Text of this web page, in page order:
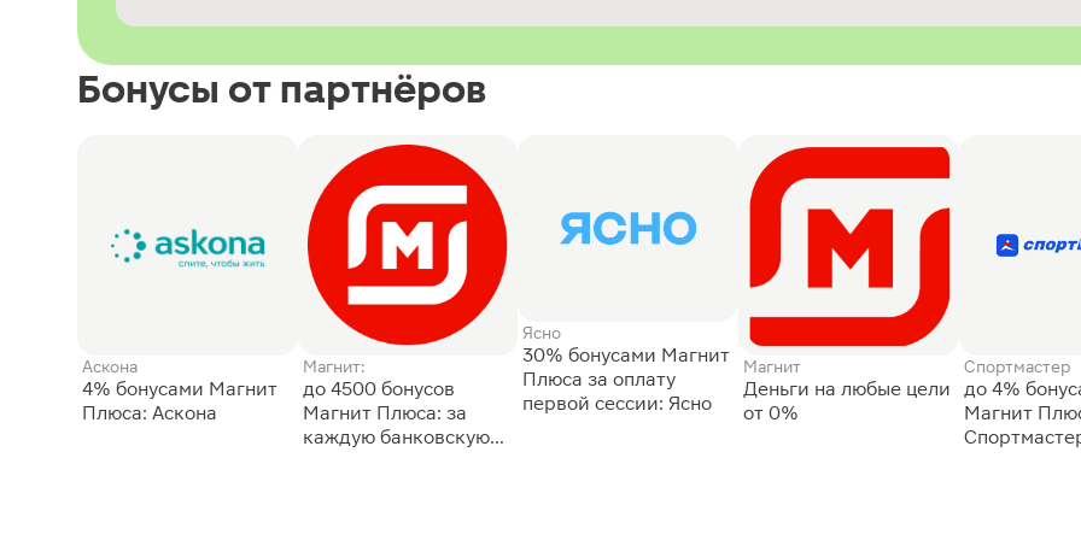
Бонусы от партнёров
Аскона
4% бонусами Магнит
Плюса: Аскона
Магнит:
до 4500 бонусов
Магнит Плюса: за
каждую банковскую
Ясно
30% бонусами Магнит
Плюса за оплату
первой сессии: Ясно
Магнит
Деньги на любые цели
от 0%
Спортмастер
до 4%
Магнит